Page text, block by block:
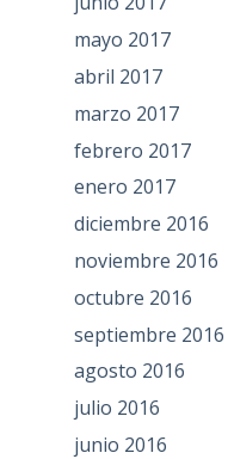
mayo 2017
abril 2017
marzo 2017
febrero 2017
enero 2017
diciembre 2016
noviembre 2016
octubre 2016
septiembre 2016
agosto 2016
julio 2016
junio 2016